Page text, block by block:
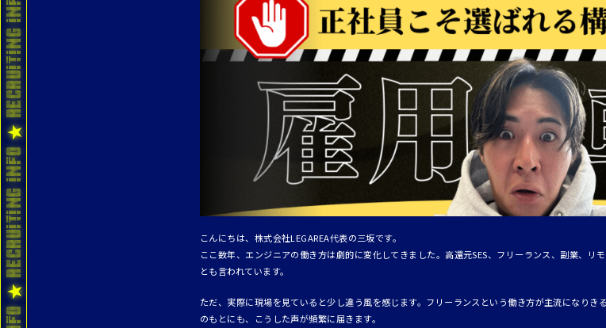
こんにちは、株式会社LEGAREA代表の三坂です。
ここ数年、エンジニアの働き方は劇的に変化してきました。高還元SES、フリーランス、副業、リ
とも言われています。
ただ、実際に現場を見ていると少し違う風を感じます。フリーランスという働き方が主流になり
のもとにも、こうした声が頻繁に届きます。